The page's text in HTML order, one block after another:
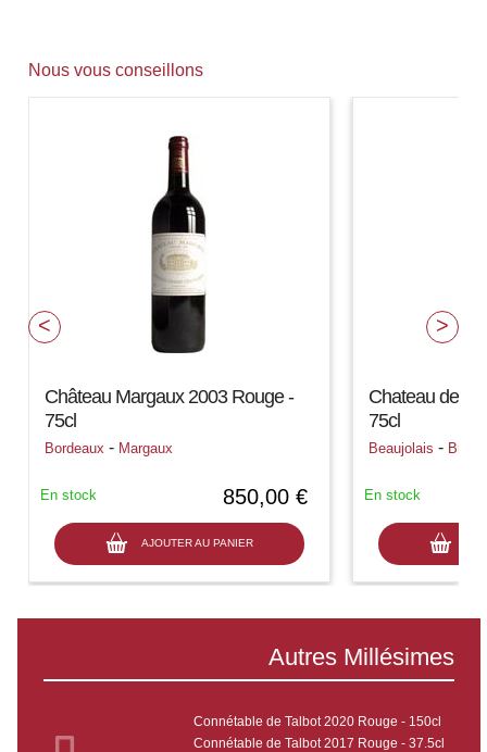
Nous vous conseillons
Château Margaux 2003 Rouge -
75cl
Bordeaux - Margaux
850,00 €
AJOUTER AU PANIER
En stock
Chateau des
75cl
Beaujolais -
En stock
Autres Millésimes
Connétable de Talbot 2020 Rouge - 150cl
Connétable de Talbot 2017 Rouge - 37.5cl